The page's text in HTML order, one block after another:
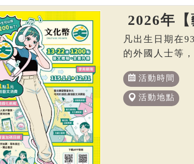
2026年
凡出生日期在
的外國人士等
活動時間
活動地點